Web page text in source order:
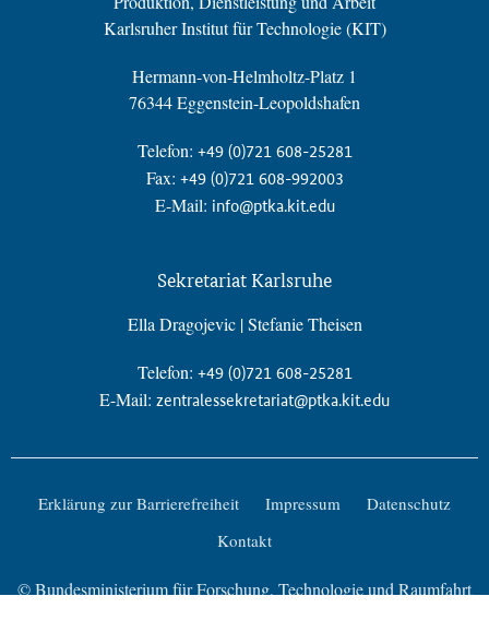
Karlsruher Institut für Technologie (KIT)
Hermann-von-Helmholtz-Platz 1
76344 Eggenstein-Leopoldshafen
Telefon: +49 (0)721 608-25281
Fax: +49 (0)721 608-992003
E-Mail: info@ptka.kit.edu
Sekretariat Karlsruhe
Ella Dragojevic | Stefanie Theisen
Telefon: +49 (0)721 608-25281
E-Mail: zentralessekretariat@ptka.kit.edu
Erklärung zur Barrierefreiheit Impressum
Datenschutz
Kontakt
© Bundesministerium für Forschung, Technologie und Raumfahrt